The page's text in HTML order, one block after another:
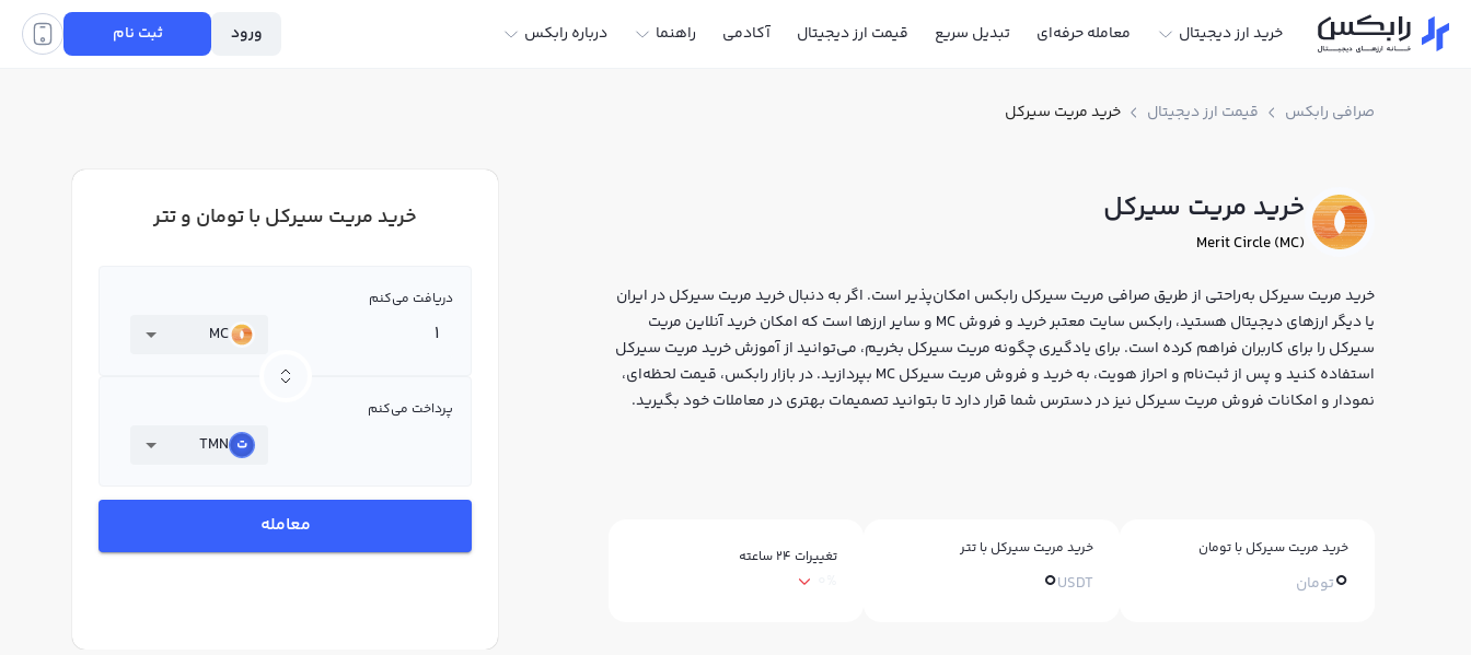
خرید ارز دیجیتال معامله حرفه‌ای تبدیل سریع قیمت ارز دیجیتال آکادمی راهنما درباره رابکس ورود ثبت نام
صرافی رابکس قیمت ارز دیجیتال خرید مریت سیرکل
خرید مریت سیرکل
Merit Circle (MC)
خرید مریت سیرکل به‌راحتی از طریق صرافی مریت سیرکل رابکس امکان‌پذیر است. اگر به دنبال خرید مریت سیرکل در ایران
یا دیگر ارزهای دیجیتال هستید، رابکس سایت معتبر خرید و فروش MC و سایر ارزها است که امکان خرید آنلاین مریت
سیرکل را برای کاربران فراهم کرده است. برای یادگیری چگونه مریت سیرکل بخریم، می‌توانید از آموزش خرید مریت سیرکل
استفاده کنید و پس از ثبت‌نام و احراز هویت، به خرید و فروش مریت سیرکل MC بپردازید. در بازار رابکس، قیمت لحظه‌ای،
نمودار و امکانات فروش مریت سیرکل نیز در دسترس شما قرار دارد تا بتوانید تصمیمات بهتری در معاملات خود بگیرید.
خرید مریت سیرکل با تومان
0تومان
خرید مریت سیرکل با تتر
0USDT
تغییرات ۲۴ ساعته
خرید مریت سیرکل با تومان و تتر
دریافت می‌کنم
MC
پرداخت می‌کنم
TMN
معامله